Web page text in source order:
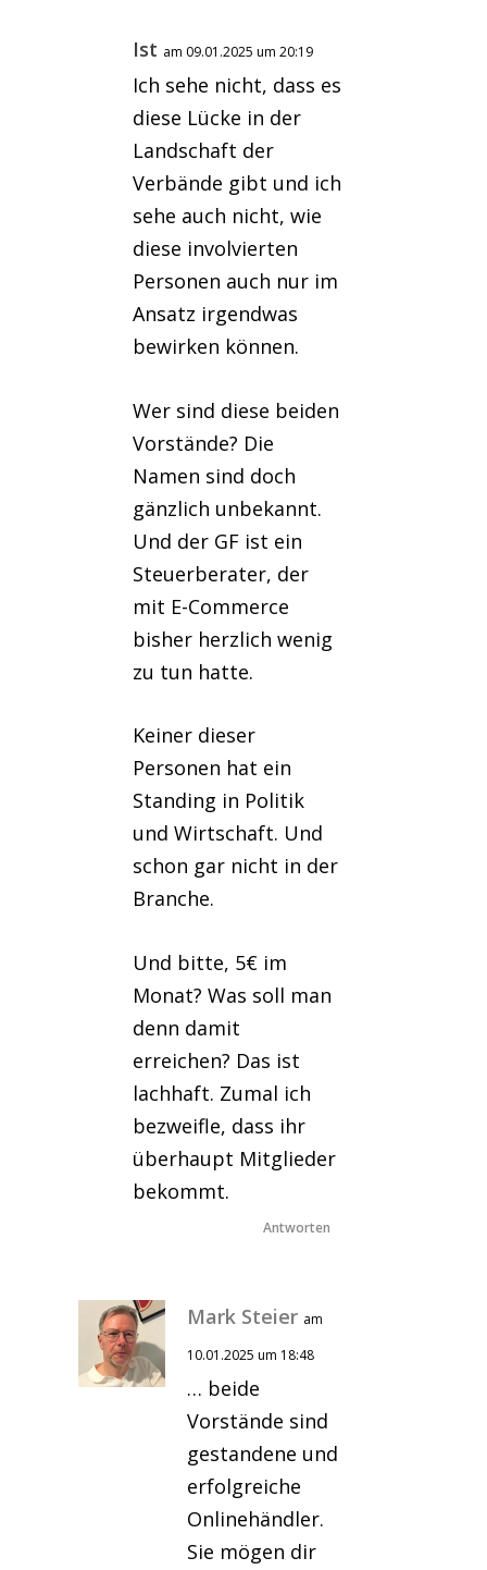
Ist am 09.01.2025 um 20:19
Ich sehe nicht, dass es
diese Lücke in der
Landschaft der
Verbände gibt und ich
sehe auch nicht, wie
diese involvierten
Personen auch nur im
Ansatz irgendwas
bewirken können.
Wer sind diese beiden
Vorstände? Die
Namen sind doch
gänzlich unbekannt.
Und der GF ist ein
Steuerberater, der
mit E-Commerce
bisher herzlich wenig
zu tun hatte.
Keiner dieser
Personen hat ein
Standing in Politik
und Wirtschaft. Und
schon gar nicht in der
Branche.
Und bitte, 5€ im
Monat? Was soll man
denn damit
erreichen? Das ist
lachhaft. Zumal ich
bezweifle, dass ihr
überhaupt Mitglieder
bekommt.
Antworten
Mark Steier am
10.01.2025 um 18:48
… beide
Vorstände sind
gestandene und
erfolgreiche
Onlinehändler.
Sie mögen dir